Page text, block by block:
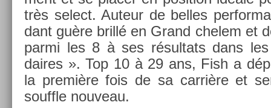
très select. Auteur de be­lles
dant guère brillé en Grand chelem et
parmi les 8 à ses résul­tats dans
daires ». Top 10 à 29 ans, Fish a
la première fois de sa carrière et
souffle nouveau.